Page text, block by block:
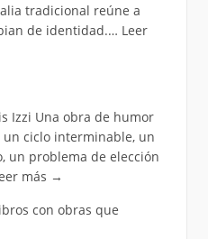
tradicional reúne a
de identidad.… Leer
Izzi Una obra de humor
un ciclo interminable, un
un problema de elección
más →
con obras que